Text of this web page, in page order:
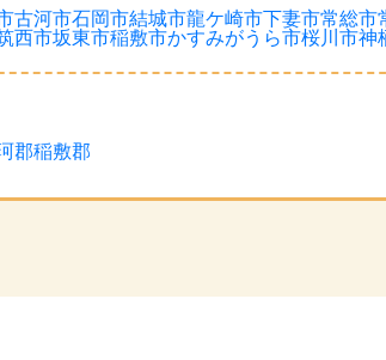
古河市石岡市結城市龍ケ崎市下妻市常総市
西市坂東市稲敷市かすみがうら市桜川市神
郡稲敷郡